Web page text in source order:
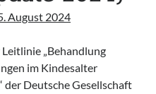
August 2024
„Behandlung
im Kindesalter
der Deutsche Gesellschaft